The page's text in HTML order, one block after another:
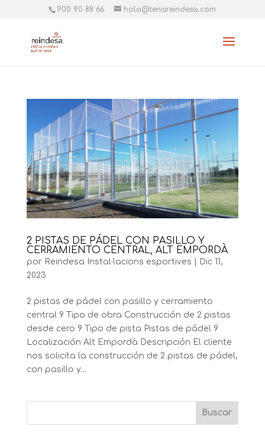
900 90 88 66 hola@tenisreindesa.com
2 PISTAS DE PÁDEL CON PASILLO Y
CERRAMIENTO CENTRAL, ALT EMPORDÀ
por Reindesa Instal·lacions esportives
Dic 11,
2023
2 pistas de pádel con pasillo y cerramiento
central 9 Tipo de obra Construcción de 2 pistas
desde cero 9 Tipo de pista Pistas de pádel 9
Localización Alt Empordà Descripción El cliente
nos solicita la construcción de 2 pistas de pádel,
con pasillo y...